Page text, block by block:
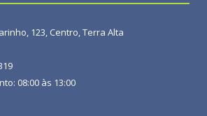
123, Centro, Terra Alta
08:00 às 13:00